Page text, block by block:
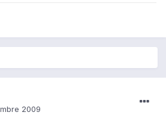
2009